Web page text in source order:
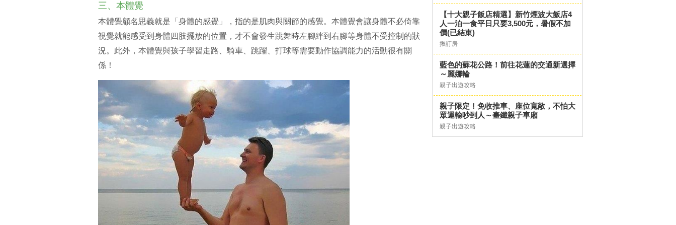
三、本體覺
本體覺顧名思義就是「身體的感覺」，指的是肌肉與關節的感覺。本體覺會讓身體不必倚靠
視覺就能感受到身體四肢擺放的位置，才不會發生跳舞時左腳絆到右腳等身體不受控制的狀
況。此外，本體覺與孩子學習走路、騎車、跳躍、打球等需要動作協調能力的活動很有關
係！
【十大親子飯店精選】新竹煙波大飯店4
人一泊一食平日只要3,500元，暑假不加
價(已結束)
揪訂房
藍色的蘇花公路！前往花蓮的交通新選擇
～麗娜輪
親子出遊攻略
親子限定！免收推車、座位寬敞，不怕大
眾運輸吵到人～臺鐵親子車廂
親子出遊攻略